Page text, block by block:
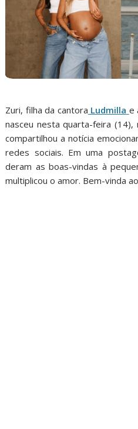
Zuri, filha da cantora Ludmilla e
nasceu nesta quarta-feira (14),
compartilhou a notícia
redes sociais. Em uma
deram as boas-vindas à
multiplicou o amor. Bem-vinda